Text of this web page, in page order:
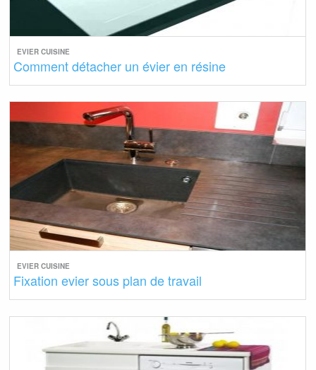
EVIER CUISINE
Comment détacher un évier en résine
EVIER CUISINE
Fixation evier sous plan de travail